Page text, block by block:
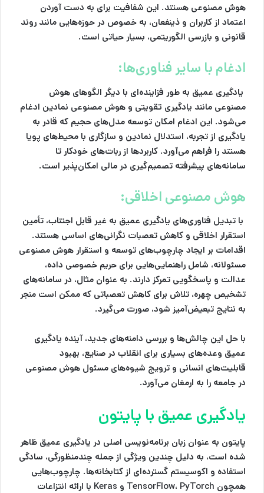
هوش مصنوعی هستند. این شفافیت برای به دست آوردن
اعتماد از کاربران و ذینفعان، به خصوص در حوزه‌هایی مانند روند
قانونی و بازرسی الگوریتمی، بسیار حیاتی است.
ادغام با سایر فناوری‌ها:
یادگیری عمیق به طور فزاینده‌ای با دیگر الگوهای هوش
مصنوعی مانند یادگیری تقویتی و هوش مصنوعی نمادین ادغام
می‌شود. این ادغام امکان توسعه مدل‌های حجیم که قادر به
یادگیری از تجربه، استدلال نمادین و سازگاری با محیط‌های پویا
هستند را فراهم می‌آورد. کاربردها از ربات‌های خودکار تا
سامانه‌های پیشرفته تصمیم‌گیری در مالی امکان‌پذیر است.
هوش مصنوعی اخلاقی:
با تبدیل فناوری‌های یادگیری عمیق به غیر قابل اجتناب، تأمین
استقرار اخلاقی و کاهش تعصبات نگرانی‌های اساسی هستند.
اقدامات بر ایجاد چارچوب‌های توسعه و استقرار هوش مصنوعی
مسئولانه، شامل راهنمایی‌هایی برای حریم خصوصی داده،
عدالت و پاسخگویی تمرکز دارند. به عنوان مثال، در سامانه‌های
تشخیص چهره، تلاش برای کاهش تعصباتی که ممکن است منجر
به نتایج تبعیض‌آمیز شود، صورت می‌گیرد.
با حل این چالش‌ها و بررسی دامنه‌های جدید، آینده یادگیری
عمیق وعده‌های بسیاری برای انقلاب در صنایع، بهبود
قابلیت‌های انسانی و ترویج شیوه‌های مسئول هوش مصنوعی
در جامعه را به ارمغان می‌آورد.
یادگیری عمیق با پایتون
پایتون به عنوان زبان برنامه‌نویسی اصلی در یادگیری عمیق ظاهر
شده است، به دلیل چندین ویژگی از جمله چندمنظورگی، سادگی
استفاده و اکوسیستم گسترده‌ای از کتابخانه‌ها. چارچوب‌هایی
همچون TensorFlow، PyTorch و Keras با ارائه انتزاعات